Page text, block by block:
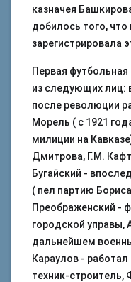
казначея
добилось того,
зарегистрировала
Первая
из следующих лиц:
после революции
Морель ( с 1921
милиции на
Дмитрова, Г.М.
Бугайский -
( пел партию
Преображенский -
городской управы,
дальнейшем
Караулов -
техник-